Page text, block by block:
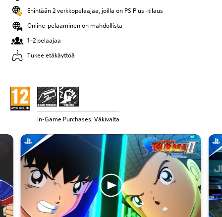
Enintään 2 verkkopelaajaa, joilla on PS Plus -tilaus
Online-pelaaminen on mahdollista
1–2 pelaajaa
Tukee etäkäyttöä
In-Game Purchases, Väkivalta